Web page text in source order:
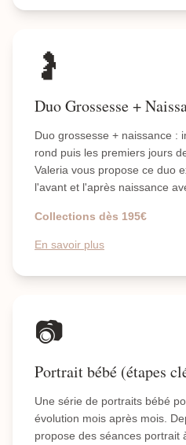
🤰
Duo Grossesse +
Duo grossesse + naissance :
rond puis les premiers jours
Valeria vous propose ce duo
l'avant et l'après naissance
Collections dès 195€
En savoir plus
📷
Portrait bébé (étapes
Une série de portraits bébé
évolution mois après mois.
propose des séances portrait